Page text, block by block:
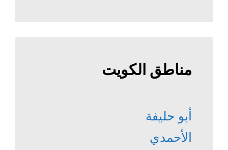
مناطق الكويت
أبو حليفة
الأحمدي